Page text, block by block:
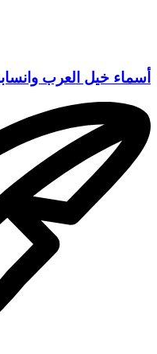
أسماء خيل العرب